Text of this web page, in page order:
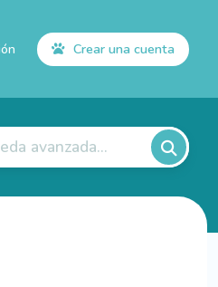
Crear una cuenta
avanzada...